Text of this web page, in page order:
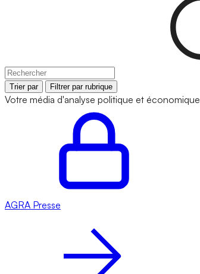
Trier par Filtrer par rubrique
Votre média d'analyse politique et économique
AGRA Presse